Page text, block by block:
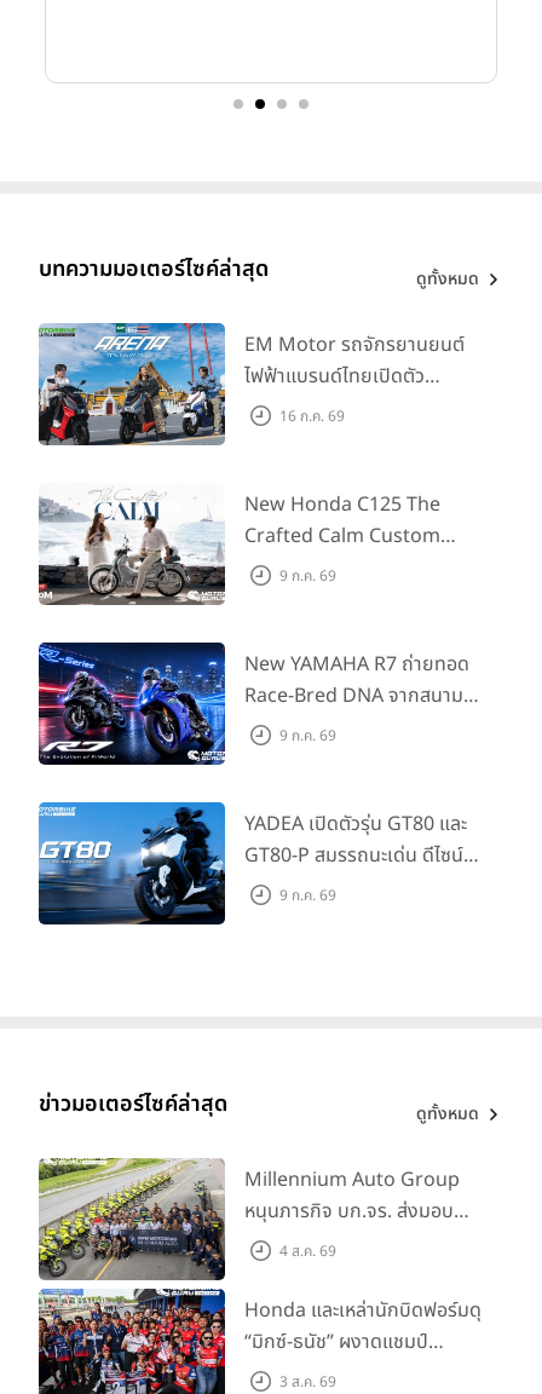
บทความมอเตอร์ไซค์ล่าสุด ดูทั้งหมด
EM Motor รถจักรยานยนต์
ไฟฟ้าแบรนด์ไทยเปิดตัว
ARENA ที่มาในราคาพิเศษ
555 คันแรกรับฟรี Adapter
Type2 ฟรี
16 ก.ค. 69
New Honda C125 The
Crafted Calm Custom
Edition ถ่ายทอดความคลาสสิ
House Flagship Store ทั่ว
ประเทศ
9 ก.ค. 69
New YAMAHA R7 ถ่ายทอด
Race-Bred DNA จากสนาม
แข่งสู่ซูเปอร์สปอร์ตคลาสกลาง
9 ก.ค. 69
YADEA เปิดตัวรุ่น GT80 และ
GT80-P สมรรถนะเด่น ดีไซน์หรู
ปลอดภัย ราคาเข้าถึงง่าย จด
9 ก.ค. 69
ข่าวมอเตอร์ไซค์ล่าสุด ดูทั้งหมด
Millennium Auto Group
หนุนภารกิจ บก.จร. ส่งมอบ
BMW R 1300 GS และ F 900
พร้อม ยกระดับทักษะการขับขี่
เสริมศักยภาพตำรวจจราจร
4 ส.ค. 69
Honda และเหล่านักบิดฟอร์มดุ
“มิกซ์-ธนัช” ผงาดแชมป์
SS600 2 สนามติด “ข้าวกล้อง”
3 ส.ค. 69